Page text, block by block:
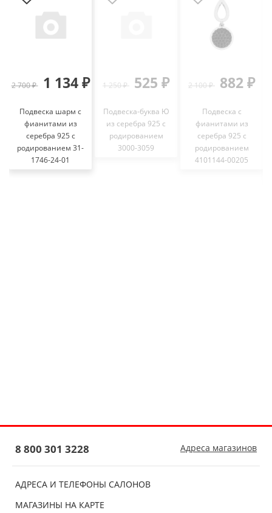
2 700 ₽ 1 134 ₽
Подвеска шарм с
фианитами из
серебра 925 с
родированием 31-
1746-24-01
1 250 ₽ 525 ₽
Подвеска-буква Ю
из серебра 925 с
родированием
3000-3059
2 100 ₽ 882 ₽
Подвеска с
фианитами из
серебра 925 с
родированием
4101144-00205
АДРЕСА И ТЕЛЕФОНЫ САЛОНОВ
МАГАЗИНЫ НА КАРТЕ
8 800 301 3228 Адреса магазинов